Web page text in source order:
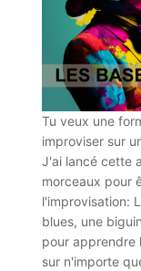
Tu veux une
improviser sur
J'ai lancé cette
morceaux pour
l'improvisation:
blues, une
pour apprendre
sur n'importe